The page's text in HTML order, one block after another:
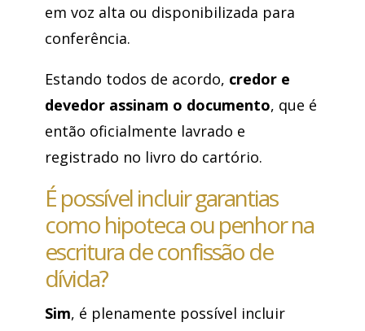
em voz alta ou disponibilizada para
conferência.
Estando todos de acordo, credor e
devedor assinam o documento, que é
então oficialmente lavrado e
registrado no livro do cartório.
É possível incluir garantias
como hipoteca ou penhor na
escritura de confissão de
dívida?
Sim, é plenamente possível incluir